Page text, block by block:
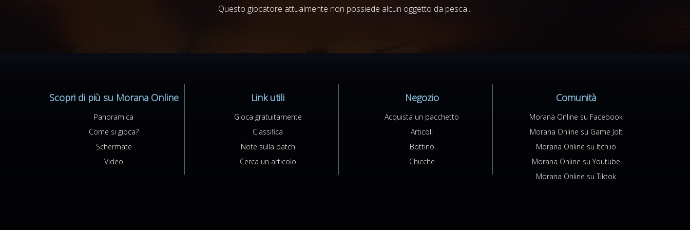
Questo giocatore attualmente non possiede alcun oggetto da pesca...
Scopri di più su Morana Online
Panoramica
Come si gioca?
Schermate
Video
Link utili
Gioca gratuitamente
Classifica
Note sulla patch
Cerca un articolo
Negozio
Acquista un pacchetto
Articoli
Bottino
Chicche
Comunità
Morana Online su Facebook
Morana Online su Game Jolt
Morana Online su Itch.io
Morana Online su Youtube
Morana Online su Tiktok